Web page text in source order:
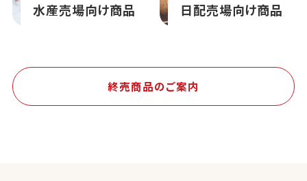
水産売場向け商品 日配売場向け商品
終売商品のご案内